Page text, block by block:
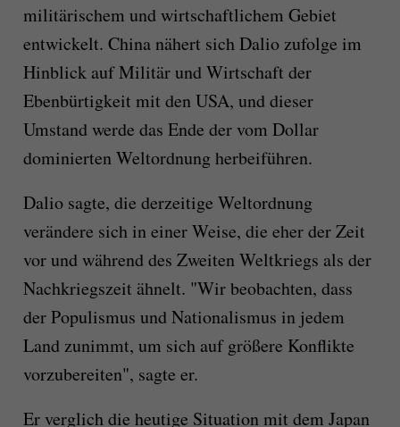
militärischem und wirtschaftlichem Gebiet
entwickelt. China nähert sich Dalio zufolge im
Hinblick auf Militär und Wirtschaft der
Ebenbürtigkeit mit den USA, und dieser
Umstand werde das Ende der vom Dollar
dominierten Weltordnung herbeiführen.
Dalio sagte, die derzeitige Weltordnung
verändere sich in einer Weise, die eher der Zeit
vor und während des Zweiten Weltkriegs als der
Nachkriegszeit ähnelt. "Wir beobachten, dass
der Populismus und Nationalismus in jedem
Land zunimmt, um sich auf größere Konflikte
vorzubereiten", sagte er.
Er verglich die heutige Situation mit dem Japan